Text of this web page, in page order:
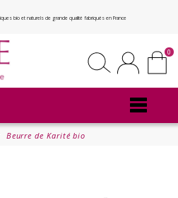
bio et naturels de grande qualité fabriqués en France
0
Beurre de Karité bio